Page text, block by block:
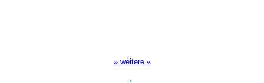
» weitere «